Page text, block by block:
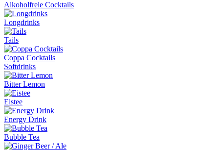
Alkoholfreie Cocktails
Longdrinks
Tails
Coppa Cocktails
Softdrinks
Bitter Lemon
Eistee
Energy Drink
Bubble Tea